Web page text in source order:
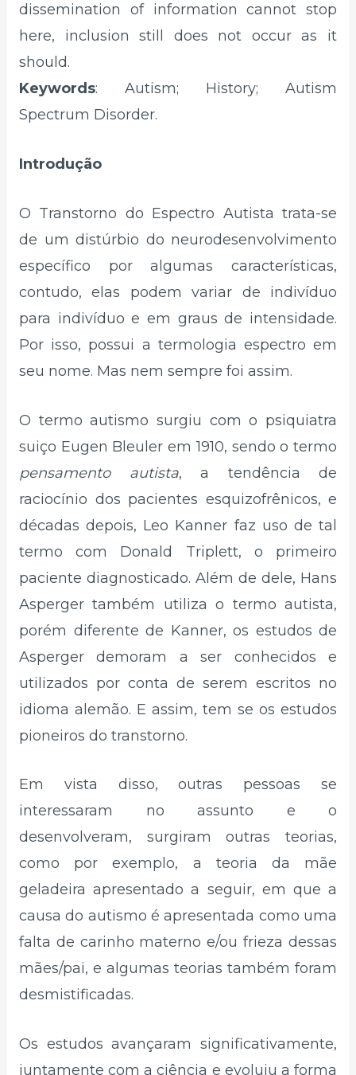
dissemination of information cannot stop
here, inclusion still does not occur as it
should.
Keywords: Autism; History; Autism
Spectrum Disorder.
Introdução
O Transtorno do Espectro Autista trata-se
de um distúrbio do neurodesenvolvimento
específico por algumas características,
contudo, elas podem variar de indivíduo
para indivíduo e em graus de intensidade.
Por isso, possui a termologia espectro em
seu nome. Mas nem sempre foi assim.
O termo autismo surgiu com o psiquiatra
suiço Eugen Bleuler em 1910, sendo o termo
pensamento autista, a tendência de
raciocínio dos pacientes esquizofrênicos, e
décadas depois, Leo Kanner faz uso de tal
termo com Donald Triplett, o primeiro
paciente diagnosticado. Além de dele, Hans
Asperger também utiliza o termo autista,
porém diferente de Kanner, os estudos de
Asperger demoram a ser conhecidos e
utilizados por conta de serem escritos no
idioma alemão. E assim, tem se os estudos
pioneiros do transtorno.
Em vista disso, outras pessoas se
interessaram no assunto e o
desenvolveram, surgiram outras teorias,
como por exemplo, a teoria da mãe
geladeira apresentado a seguir, em que a
causa do autismo é apresentada como uma
falta de carinho materno e/ou frieza dessas
mães/pai, e algumas teorias também foram
desmistificadas.
Os estudos avançaram significativamente,
juntamente com a ciência e evoluiu a forma